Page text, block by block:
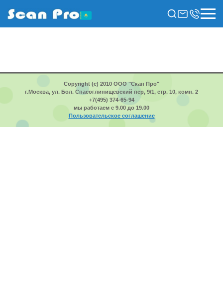
Copyright (c) 2010 ООО "Скан Про"
г.Москва, ул. Бол. Спасоглинищевский пер, 9/1, стр. 10, комн. 2
+7(495) 374-65-94
мы работаем с 9.00 до 19.00
Пользовательское соглашение